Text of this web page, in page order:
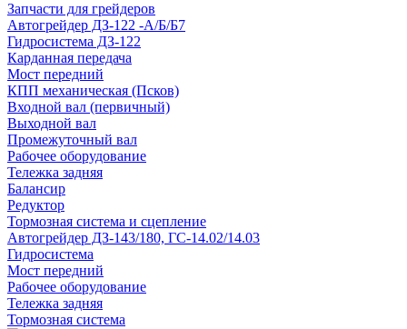
Запчасти для грейдеров
Автогрейдер ДЗ-122 -А/Б/Б7
Гидросистема ДЗ-122
Карданная передача
Мост передний
КПП механическая (Псков)
Входной вал (первичный)
Выходной вал
Промежуточный вал
Рабочее оборудование
Тележка задняя
Балансир
Редуктор
Тормозная система и сцепление
Автогрейдер ДЗ-143/180, ГС-14.02/14.03
Гидросистема
Мост передний
Рабочее оборудование
Тележка задняя
Тормозная система